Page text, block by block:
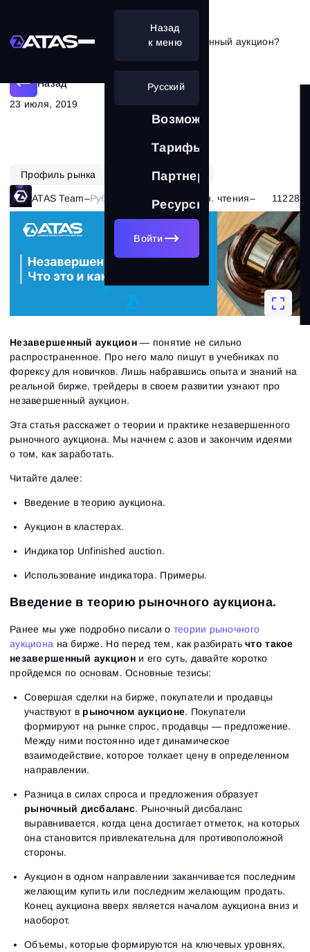
Возможности
Тарифы
Партнерам
Ресурсы
Русский
Войти
Назад
к меню
Как и зачем торговать незавершенный аукцион?
Назад
23 июля, 2019
Профиль рынка Функционал ATAS
ATAS Team–Рубрика: Трейдинг 8 мин. чтения– 11228
Незавершенный аукцион— понятие не сильно
распространенное. Про него мало пишут в учебниках по
форексу для новичков. Лишь набравшись опыта и знаний на
реальной бирже, трейдеры в своем развитии узнают про
незавершенный аукцион.
Эта статья расскажет о теории и практике незавершенного
рыночного аукциона. Мы начнем с азов и закончим идеями
о том, как заработать.
Читайте далее:
Введение в теорию аукциона.
Аукцион в кластерах.
Индикатор Unfinished auction.
Использование индикатора. Примеры.
Введение в теорию рыночного аукциона.
Ранее мы уже подробно писали о теории рыночного
аукциона на бирже. Но перед тем, как разбиратьчто такое
незавершенный аукцион и его суть, давайте коротко
пройдемся по основам. Основные тезисы:
Совершая сделки на бирже, покупатели и продавцы
участвуют в рыночном аукционе. Покупатели
формируют на рынке спрос, продавцы — предложение.
Между ними постоянно идет динамическое
взаимодействие, которое толкает цену в определенном
направлении.
Разница в силах спроса и предложения образует
рыночный дисбаланс. Рыночный дисбаланс
выравнивается, когда цена достигает отметок, на которых
она становится привлекательна для противоположной
стороны.
Аукцион в одном направлении заканчивается последним
желающим купить или последним желающим продать.
Конец аукциона вверх является началом аукциона вниз и
наоборот.
Объемы, которые формируются на ключевых уровнях,